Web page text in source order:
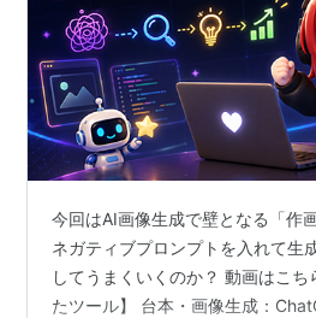
今回はAI画像生成で壁となる「作
ネガティブプロンプトを入れて生
してうまくいくのか？ 動画はこ
たツール】 台本・画像生成：